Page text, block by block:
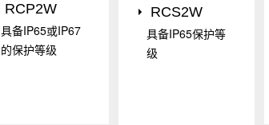
RCP2W
具备IP65或IP67
的保护等级
RCS2W
具备IP65保护等
级